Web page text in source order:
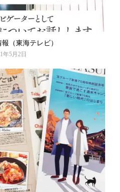
（東海テレビ）
年5月2日